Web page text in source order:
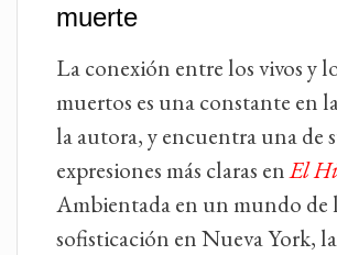
muerte
La conexión entre los vivos y
muertos es una constante en
la autora, y encuentra una de
expresiones más claras enEl
Ambientada en un mundo de
sofisticación en Nueva York,